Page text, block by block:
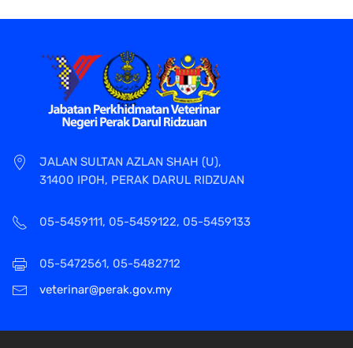
JALAN SULTAN AZLAN SHAH (U),
31400 IPOH, PERAK DARUL RIDZUAN
05-5459111, 05-5459122, 05-5459133
05-5472561, 05-5482712
veterinar@perak.gov.my